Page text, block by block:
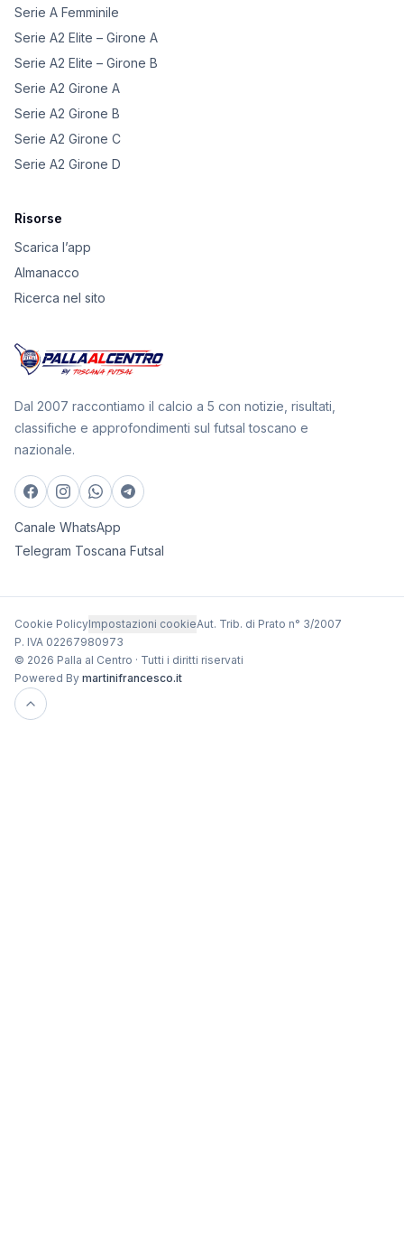
Serie A Femminile
Serie A2 Elite – Girone A
Serie A2 Elite – Girone B
Serie A2 Girone A
Serie A2 Girone B
Serie A2 Girone C
Serie A2 Girone D
Risorse
Scarica l’app
Almanacco
Ricerca nel sito
Dal 2007 raccontiamo il calcio a 5 con notizie, risultati,
classifiche e approfondimenti sul futsal toscano e
nazionale.
Canale WhatsApp
Telegram Toscana Futsal
Cookie PolicyImpostazioni cookieAut. Trib. di Prato n° 3/2007
P. IVA 02267980973
© 2026 Palla al Centro · Tutti i diritti riservati
Powered By martinifrancesco.it